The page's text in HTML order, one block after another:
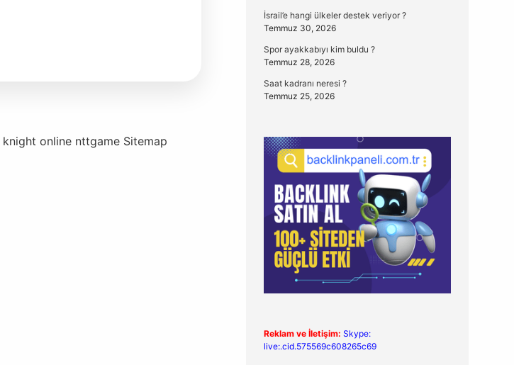
knight online nttgame Sitemap
İsrail’e hangi ülkeler destek veriyor ?
Temmuz 30, 2026
Spor ayakkabıyı kim buldu ?
Temmuz 28, 2026
Saat kadranı neresi ?
Temmuz 25, 2026
Reklam ve İletişim: Skype:
live:.cid.575569c608265c69